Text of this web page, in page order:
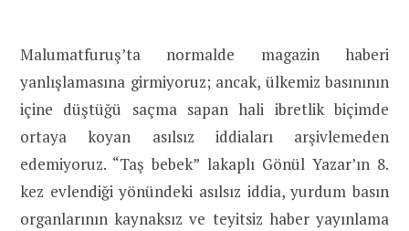
Malumatfuruş’ta normalde magazin haberi
yanlışlamasına girmiyoruz; ancak, ülkemiz basınının
içine düştüğü saçma sapan hali ibretlik biçimde
ortaya koyan asılsız iddiaları arşivlemeden
edemiyoruz. “Taş bebek” lakaplı Gönül Yazar’ın 8.
kez evlendiği yönündeki asılsız iddia, yurdum basın
organlarının kaynaksız ve teyitsiz haber yayınlama